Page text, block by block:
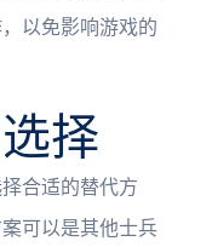
以免影响游戏的
择
合适的替代方
可以是其他士兵